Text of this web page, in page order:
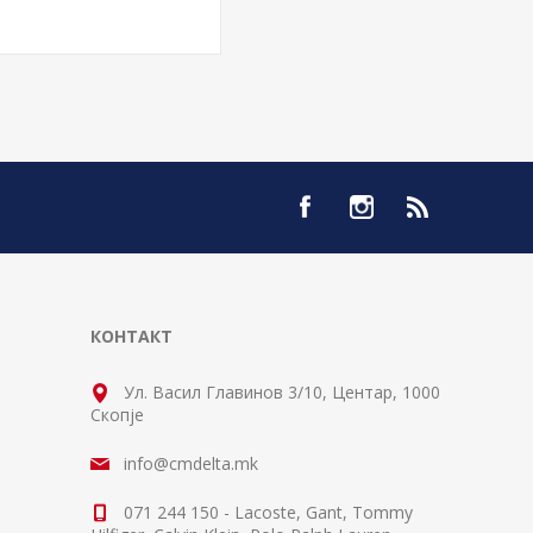
КОНТАКТ
Ул. Васил Главинов 3/10, Центар, 1000
Скопје
info@cmdelta.mk
071 244 150 - Lacoste, Gant, Tommy